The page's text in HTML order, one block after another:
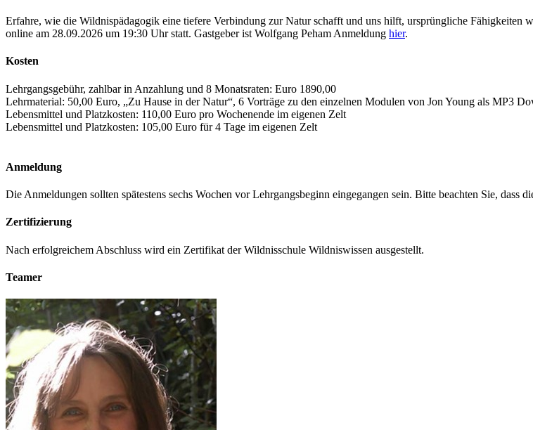
Erfahre, wie die Wildnispädagogik eine tiefere Verbindung zur Natur schafft und uns hilft, ursprüngliche
online am 28.09.2026 um 19:30 Uhr statt. Gastgeber ist Wolfgang Peham Anmeldung hier.
Kosten
Lehrgangsgebühr, zahlbar in Anzahlung und 8 Monatsraten: Euro 1890,00
Lehrmaterial: 50,00 Euro, „Zu Hause in der Natur“, 6 Vorträge zu den einzelnen Modulen von Jon Young als MP3
Lebensmittel und Platzkosten: 110,00 Euro pro Wochenende im eigenen Zelt
Lebensmittel und Platzkosten: 105,00 Euro für 4 Tage im eigenen Zelt
Anmeldung
Die Anmeldungen sollten spätestens sechs Wochen vor Lehrgangsbeginn eingegangen sein. Bitte beachten Sie, dass
Zertifizierung
Nach erfolgreichem Abschluss wird ein Zertifikat der Wildnisschule Wildniswissen ausgestellt.
Teamer